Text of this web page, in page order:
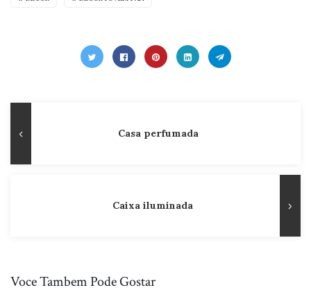
de
Post
Publicação
Casa perfumada
Caixa iluminada
Voce Tambem Pode Gostar